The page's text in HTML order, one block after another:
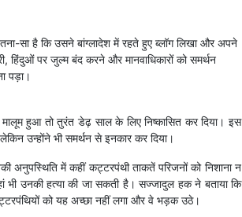
सा है ​कि उसने बांग्लादेश में रहते हुए ब्लॉग लिखा और अपने
हिंदुओं पर जुल्म बंद करने और मानवाधिकारों को समर्थन
पड़ा।
हुआ तो तुरंत डेढ़ साल के लिए निष्कासित कर दिया। इस
उन्होंने भी समर्थन से इनकार कर दिया।
अनुपस्थिति में कहीं कट्टरपंथी ताकतें परिजनों को निशाना न
उनकी हत्या की जा सकती है। सज्जादुल हक ने बताया कि
को यह अच्छा नहीं लगा और वे भड़क उठे।